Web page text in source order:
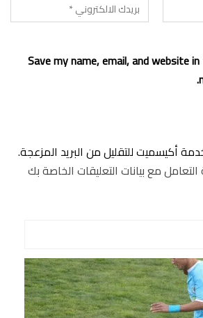
Save my name, email, and website
أكيسميت للتقليل من البريد المزعجة.
مع بيانات التعليقات الخاصة بك